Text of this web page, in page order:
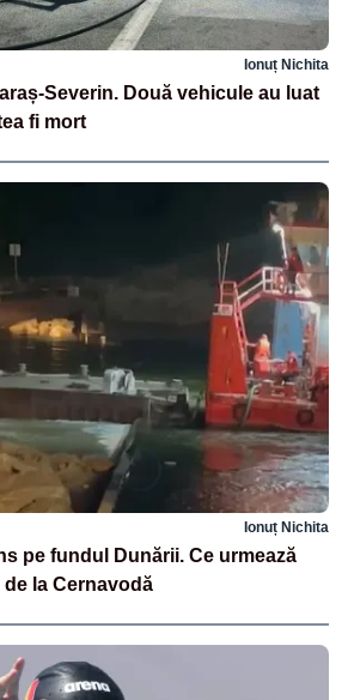
Ionuț Nichita
Severin. Două vehicule au luat
fi mort
Ionuț Nichita
pe fundul Dunării. Ce urmează
la Cernavodă